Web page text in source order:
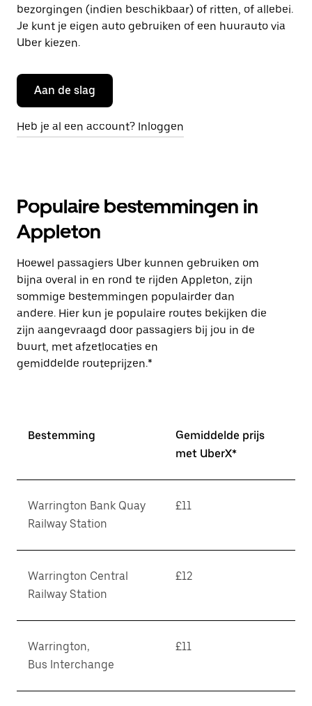
bezorgingen (indien beschikbaar) of ritten, of allebei.
Je kunt je eigen auto gebruiken of een huurauto via
Uber kiezen.
Aan de slag
Heb je al een account? Inloggen
Populaire bestemmingen in
Appleton
Hoewel passagiers Uber kunnen gebruiken om
bijna overal in en rond te rijden Appleton, zijn
sommige bestemmingen populairder dan
andere. Hier kun je populaire routes bekijken die
zijn aangevraagd door passagiers bij jou in de
buurt, met afzetlocaties en
gemiddelde routeprijzen.*
Bestemming
Gemiddelde prijs
met UberX*
Warrington Bank Quay
Railway Station
£11
Warrington Central
Railway Station
£12
Warrington,
Bus Interchange
£11